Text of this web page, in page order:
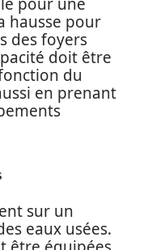
hausse pour
des foyers
doit être
du
en prenant
sur un
eaux usées.